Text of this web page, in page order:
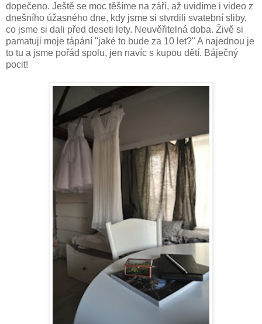
dopečeno. Ještě se moc těšíme na září, až uvidíme i video z
dnešního úžasného dne, kdy jsme si stvrdili svatební sliby,
co jsme si dali před deseti lety. Neuvěřitelná doba. Živě si
pamatuji moje tápání "jaké to bude za 10 let?" A najednou je
to tu a jsme pořád spolu, jen navíc s kupou dětí. Báječný
pocit!